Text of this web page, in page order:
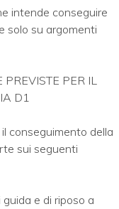
intende conseguire
solo su argomenti
PER IL
D1
conseguimento della
sui seguenti
e di riposo a